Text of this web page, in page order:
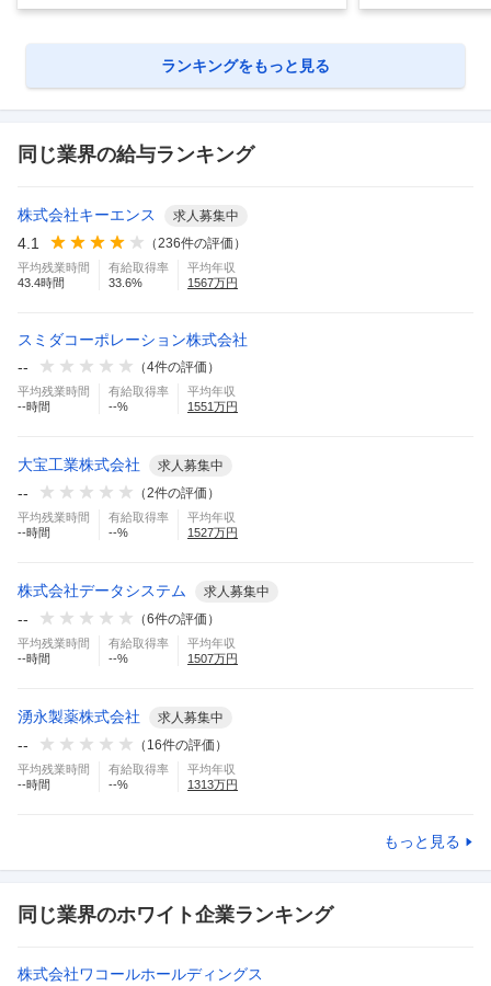
ランキングをもっと見る
同じ業界の給与ランキング
株式会社キーエンス 求人募集中
4.1 （236件の評価）
平均残業時間
43.4時間
有給取得率
33.6%
平均年収
1567万円
スミダコーポレーション株式会社
--
（4件の評価）
平均残業時間
--時間
有給取得率
--%
平均年収
1551万円
大宝工業株式会社 求人募集中
-- （2件の評価）
平均残業時間
--時間
有給取得率
--%
平均年収
1527万円
株式会社データシステム 求人募集中
-- （6件の評価）
平均残業時間
--時間
有給取得率
--%
平均年収
1507万円
湧永製薬株式会社 求人募集中
-- （ 16件の評価）
平均残業時間
--時間
有給取得率
--%
平均年収
1313万円
もっと見る
同じ業界のホワイト企業ランキング
株式会社ワコールホールディングス